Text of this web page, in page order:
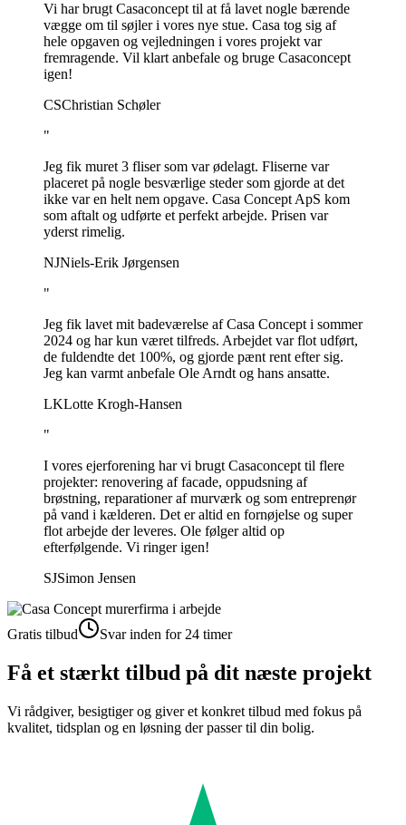
Vi har brugt Casaconcept til at få lavet nogle bærende
vægge om til søjler i vores nye stue. Casa tog sig af
hele opgaven og vejledningen i vores projekt var
fremragende. Vil klart anbefale og bruge Casaconcept
igen!
CSChristian Schøler
"
Jeg fik muret 3 fliser som var ødelagt. Fliserne var
placeret på nogle besværlige steder som gjorde at det
ikke var en helt nem opgave. Casa Concept ApS kom
som aftalt og udførte et perfekt arbejde. Prisen var
yderst rimelig.
NJNiels-Erik Jørgensen
"
Jeg fik lavet mit badeværelse af Casa Concept i sommer
2024 og har kun været tilfreds. Arbejdet var flot udført,
de fuldendte det 100%, og gjorde pænt rent efter sig.
Jeg kan varmt anbefale Ole Arndt og hans ansatte.
LKLotte Krogh-Hansen
"
I vores ejerforening har vi brugt Casaconcept til flere
projekter: renovering af facade, oppudsning af
brøstning, reparationer af murværk og som entreprenør
på vand i kælderen. Det er altid en fornøjelse og super
flot arbejde der leveres. Ole følger altid op
efterfølgende. Vi ringer igen!
SJSimon Jensen
Gratis tilbud Svar inden for 24 timer
Få et stærkt tilbud på dit næste projekt
Vi rådgiver, besigtiger og giver et konkret tilbud med fokus på
kvalitet, tidsplan og en løsning der passer til din bolig.